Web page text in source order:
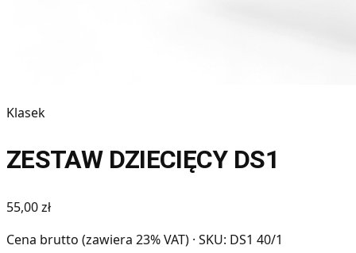
Klasek
ZESTAW DZIECIĘCY DS1
55,00 zł
Cena brutto (zawiera 23% VAT) · SKU: DS1 40/1